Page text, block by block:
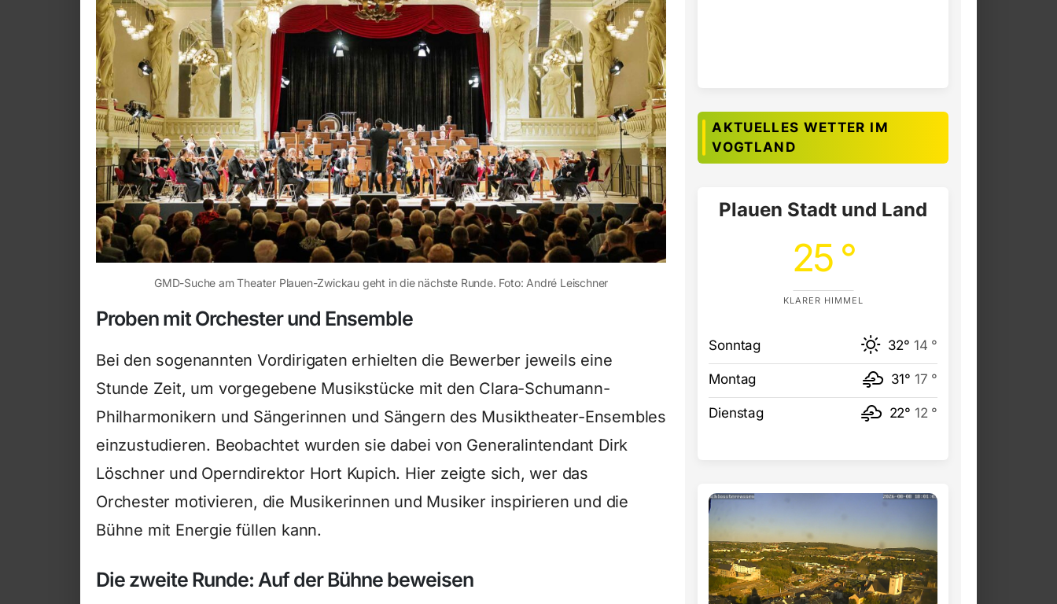
GMD-Suche am Theater Plauen-Zwickau geht in die nächste Runde. Foto: André Leischner
Proben mit Orchester und Ensemble
Bei den sogenannten Vordirigaten erhielten die Bewerber jeweils eine
Stunde Zeit, um vorgegebene Musikstücke mit den Clara-Schumann-
Philharmonikern und Sängerinnen und Sängern des Musiktheater-Ensembles
einzustudieren. Beobachtet wurden sie dabei von Generalintendant Dirk
Löschner und Operndirektor Hort Kupich. Hier zeigte sich, wer das
Orchester motivieren, die Musikerinnen und Musiker inspirieren und die
Bühne mit Energie füllen kann.
Die zweite Runde: Auf der Bühne beweisen
AKTUELLES WETTER IM
VOGTLAND
Plauen Stadt und Land
25 °
KLARER HIMMEL
Sonntag 32° 14 °
Montag 31° 17 °
Dienstag 22° 12 °